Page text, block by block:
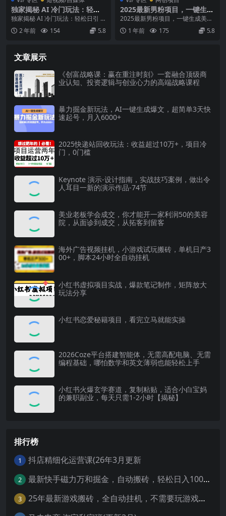
独家揭秘 AI 冷门玩法：轻松
日引 500 精准粉，零基础友
好，奶奶都能玩，开启弯道超
车之旅
独家揭秘 AI 冷门玩法：轻松日引 5
00 精准粉，零基础友好，奶奶都能
玩，开启...
2 年前 154 5.8
2025最新男粉项目，一键生成
美女视频，日引600+色粉 十
秒一个视频，小白轻松日入5
张【揭秘】
2025最新男粉项目，一键生成美女
视频，日引600+色粉 十秒一个视
频，小白轻松...
1 年前 175 5.8
文章展示
《创富战略课：赢在重注时刻》一套融合顶级商
业认知、投资逻辑与创业心力的高端战略课程
暴力掘金新玩法，AI一键生成爆文，超简单3天快
速起号，月入6000+
2025快递站回收玩法：收益超过10万+，项目冷
门，0门槛
Keynote 演示-设计指南，实战技巧案例，做出令
人耳目一新的演示作品-74节
美业老板学会成交，你才能开一家利润50的美容
院，从面诊到成交，从拓客到留客
海外广告视频挂机，小游戏试玩搬砖，单机日产3
00+，脚本24小时全自动挂机
小红书虚拟项目实战，爆款笔记制作，矩阵放大
玩法分享
小红书恋爱秘籍项目，看完立马就能实操
2026Coze平台搭建智能体，无需高配电脑、无需
编程基础，哪怕数学和英文薄弱也能轻松上手
小红书火爆玄学赛道，复制粘贴，适合小白宝妈
的兼职副业，每天只需1-2小时【揭秘】
排行榜
1 抖店精细化运营课(26年3月更新
2 最新快手磁力万和掘金，自动搬砖，轻松日入100-200，操作简单
3 25年最新游戏搬砖，全自动挂机，不需要玩游戏，单手机操作日入300+